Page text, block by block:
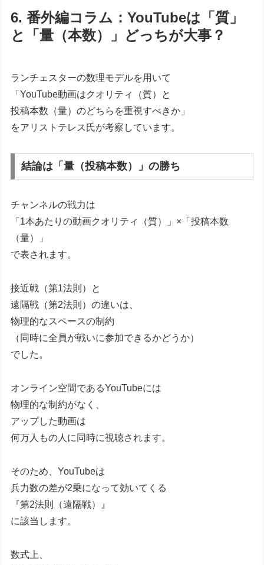
6. 番外編コラム：YouTubeは「質」
と「量（本数）」どっちが大事？
ランチェスターの数理モデルを用いて
「YouTube動画はクオリティ（質）と
投稿本数（量）のどちらを重視すべきか」
をアリストテレス氏が考察しています。
結論は「量（投稿本数）」の勝ち
チャンネルの戦力は
「1本あたりの動画クオリティ（質）」×「投稿本数
（量）」
で表されます。
接近戦（第1法則）と
遠隔戦（第2法則）の違いは、
物理的なスペースの制約
（同時に全員が戦いに参加できるかどうか）
でした。
オンライン空間であるYouTubeには
物理的な制約がなく、
アップした動画は
何万人もの人に同時に視聴されます。
そのため、YouTubeは
兵力数の差が2乗になって効いてくる
『第2法則（遠隔戦）』
に該当します。
数式上、